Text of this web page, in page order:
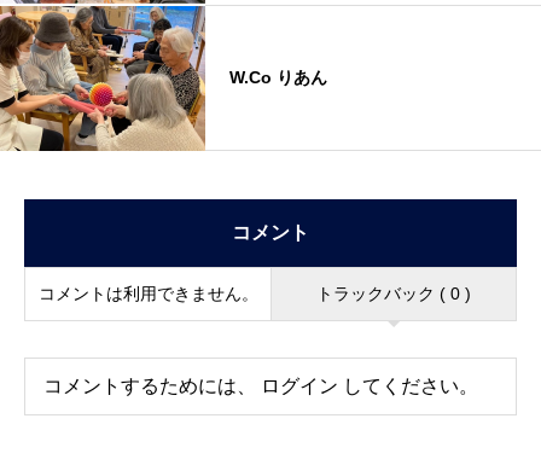
W.Co りあん
コメント
コメントは利用できません。 トラックバック ( 0 )
コメントするためには、 ログイン してください。